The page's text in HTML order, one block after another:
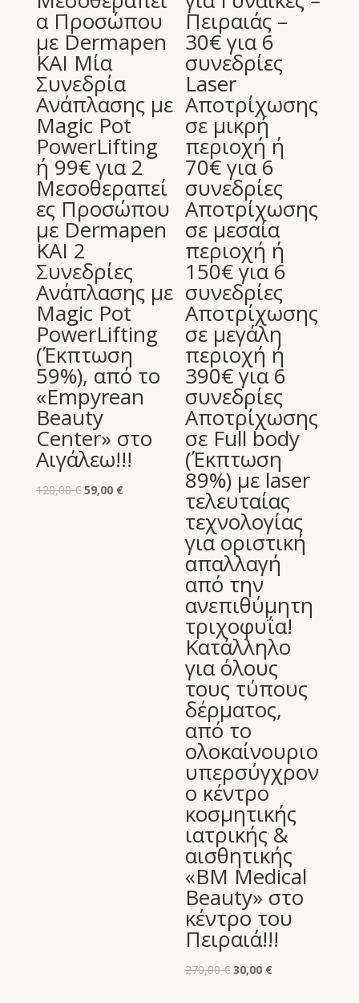
α Προσώπου
με Dermapen
ΚΑΙ Μία
Συνεδρία
Ανάπλασης με
Magic Pot
PowerLifting
ή 99€ για 2
Μεσοθεραπεί
ες Προσώπου
με Dermapen
ΚΑΙ 2
Συνεδρίες
Ανάπλασης με
Magic Pot
PowerLifting
(Έκπτωση
59%), από το
«Empyrean
Beauty
Center» στο
Αιγάλεω!!!
120,00€ Original
59,00 €Η
Πειραιάς –
30€ για 6
συνεδρίες
Laser
Aποτρίχωσης
σε μικρή
περιοχή ή
70€ για 6
συνεδρίες
Aποτρίχωσης
σε μεσαία
περιοχή ή
150€ για 6
συνεδρίες
Aποτρίχωσης
σε μεγάλη
περιοχή ή
390€ για 6
συνεδρίες
Aποτρίχωσης
σε Full body
(Έκπτωση
89%) με laser
τελευταίας
τεχνολογίας
για οριστική
απαλλαγή
από την
ανεπιθύμητη
τριχοφυΐα!
Κατάλληλο
για όλους
τους τύπους
δέρματος,
από το
ολοκαίνουριο
υπερσύγχρον
ο κέντρο
κοσμητικής
ιατρικής &
αισθητικής
«BM Medical
Beauty» στο
κέντρο του
Πειραιά!!!
270,00€ Original
30,00 €